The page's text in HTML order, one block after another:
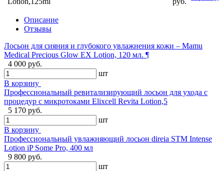
Описание
Отзывы
Лосьон для сияния и глубокого увлажнения кожи – Mamu
Medical Precious Glow EX Lotion, 120 мл. ¶
4 000 руб.
шт
В корзину
Профессиональный ревитализирующий лосьон для ухода с
процедур с микротоками Elixcell Revita Lotion,5
5 170 руб.
шт
В корзину
Профессиональный увлажняющий лосьон direia STM Intense
Lotion iP Some Pro, 400 мл
9 800 руб.
шт